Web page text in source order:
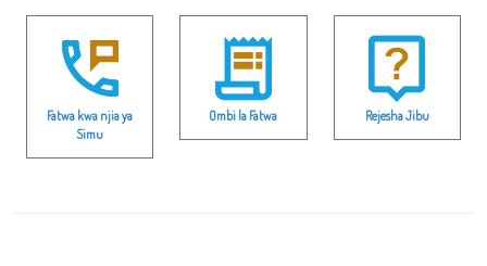
Fatwa kwa njia ya
Simu
Ombi la Fatwa Rejesha Jibu